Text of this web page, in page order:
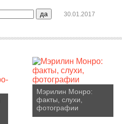
30.01.2017
Мэрилин Монро:
факты, слухи,
фотографии